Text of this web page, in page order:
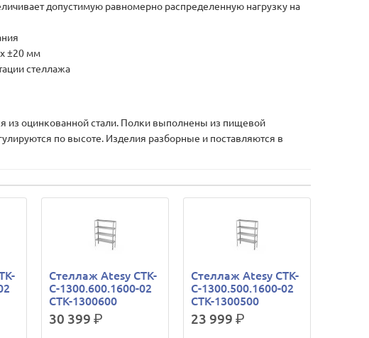
допустимую равномерно распределенную нагрузку на
±20 мм
стеллажа
из оцинкованной стали. Полки выполнены из пищевой
по высоте. Изделия разборные и поставляются в
Стеллаж Atesy СТК-
С-1300.600.1600-02
СТК-1300600
30 399р.
Стеллаж Atesy СТК-
С-1300.500.1600-02
СТК-1300500
23 999р.